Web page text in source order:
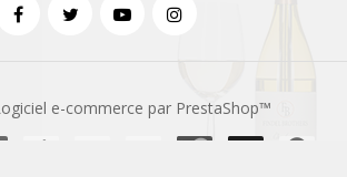
e-commerce par PrestaShop™